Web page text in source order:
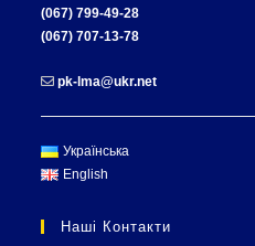
(067) 799-49-28
(067) 707-13-78
pk-lma@ukr.net
Українська
English
Наші Контакти